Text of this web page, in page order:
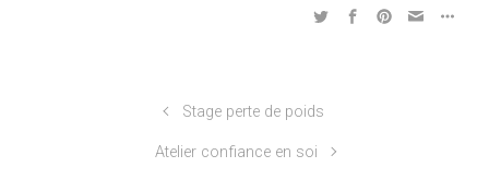
Stage perte de poids
Atelier confiance en soi